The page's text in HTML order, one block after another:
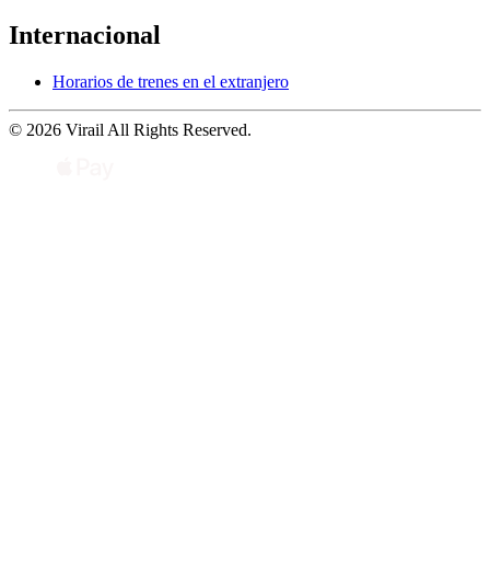
Internacional
Horarios de trenes en el extranjero
© 2026 Virail All Rights Reserved.